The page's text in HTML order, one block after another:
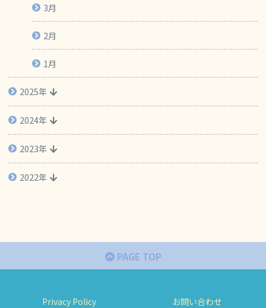
3月
2月
1月
2025年
2024年
2023年
2022年
PAGE TOP
Privacy Policy お問い合わせ